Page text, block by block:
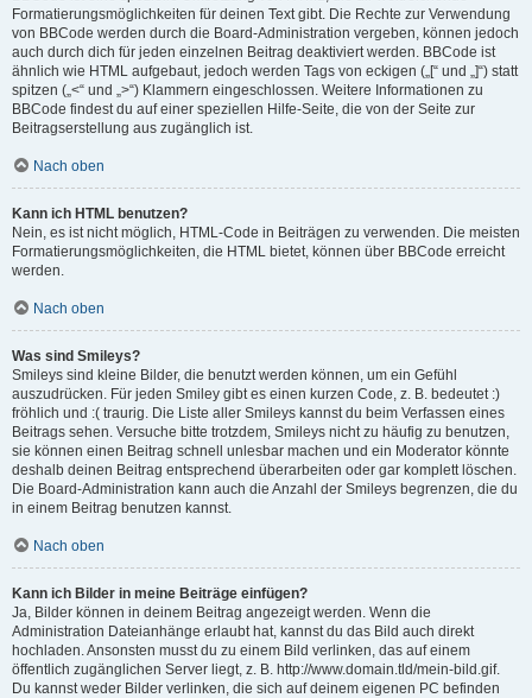
Formatierungsmöglichkeiten für deinen Text gibt. Die Rechte zur Verwendung
von BBCode werden durch die Board-Administration vergeben, können jedoch
auch durch dich für jeden einzelnen Beitrag deaktiviert werden. BBCode ist
ähnlich wie HTML aufgebaut, jedoch werden Tags von eckigen („[“ und „]“) statt
spitzen („<“ und „>“) Klammern eingeschlossen. Weitere Informationen zu
BBCode findest du auf einer speziellen Hilfe-Seite, die von der Seite zur
Beitragserstellung aus zugänglich ist.
Nach oben
Kann ich HTML benutzen?
Nein, es ist nicht möglich, HTML-Code in Beiträgen zu verwenden. Die meisten
Formatierungsmöglichkeiten, die HTML bietet, können über BBCode erreicht
werden.
Nach oben
Was sind Smileys?
Smileys sind kleine Bilder, die benutzt werden können, um ein Gefühl
auszudrücken. Für jeden Smiley gibt es einen kurzen Code, z. B. bedeutet :)
fröhlich und :( traurig. Die Liste aller Smileys kannst du beim Verfassen eines
Beitrags sehen. Versuche bitte trotzdem, Smileys nicht zu häufig zu benutzen,
sie können einen Beitrag schnell unlesbar machen und ein Moderator könnte
deshalb deinen Beitrag entsprechend überarbeiten oder gar komplett löschen.
Die Board-Administration kann auch die Anzahl der Smileys begrenzen, die du
in einem Beitrag benutzen kannst.
Nach oben
Kann ich Bilder in meine Beiträge einfügen?
Ja, Bilder können in deinem Beitrag angezeigt werden. Wenn die
Administration Dateianhänge erlaubt hat, kannst du das Bild auch direkt
hochladen. Ansonsten musst du zu einem Bild verlinken, das auf einem
öffentlich zugänglichen Server liegt, z. B. http://www.domain.tld/mein-bild.gif.
Du kannst weder Bilder verlinken, die sich auf deinem eigenen PC befinden